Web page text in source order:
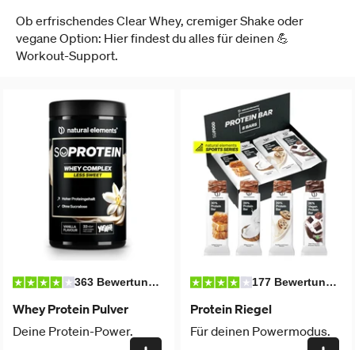
Ob erfrischendes Clear Whey, cremiger Shake oder
vegane Option: Hier findest du alles für deinen 💪
Workout-Support.
363 Bewertungen
Whey Protein Pulver
Deine Protein-Power.
177 Bewertungen
Protein Riegel
Für deinen Powermodus.